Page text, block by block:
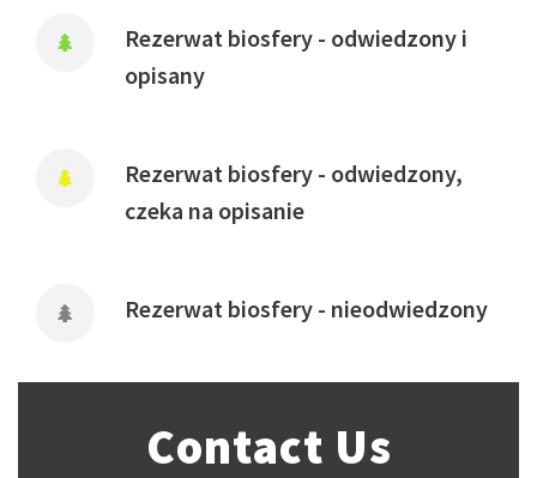
Rezerwat biosfery - odwiedzony i
opisany
Rezerwat biosfery - odwiedzony,
czeka na opisanie
Rezerwat biosfery - nieodwiedzony
Contact Us